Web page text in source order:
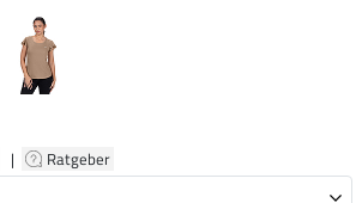
| Ratgeber